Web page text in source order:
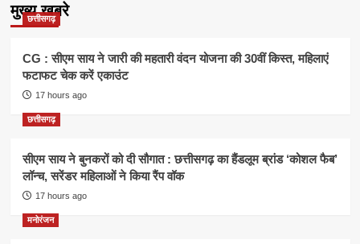
मुख्य खबरे
छत्तीसगढ़
CG : सीएम साय ने जारी की महतारी वंदन योजना की 30वीं किस्त, महिलाएं
फटाफट चेक करें एकाउंट
17 hours ago
छत्तीसगढ़
सीएम साय ने बुनकरों को दी सौगात : छत्तीसगढ़ का हैंडलूम ब्रांड ‘कोशल फैब’
लॉन्च, सरेंडर महिलाओं ने किया रैंप वॉक
17 hours ago
मनोरंजन